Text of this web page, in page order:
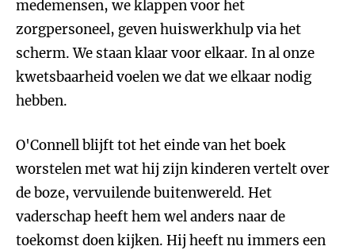
medemensen, we klappen voor het
zorgpersoneel, geven huiswerkhulp via het
scherm. We staan klaar voor elkaar. In al onze
kwetsbaarheid voelen we dat we elkaar nodig
hebben.
O'Connell blijft tot het einde van het boek
worstelen met wat hij zijn kinderen vertelt over
de boze, vervuilende buitenwereld. Het
vaderschap heeft hem wel anders naar de
toekomst doen kijken. Hij heeft nu immers een